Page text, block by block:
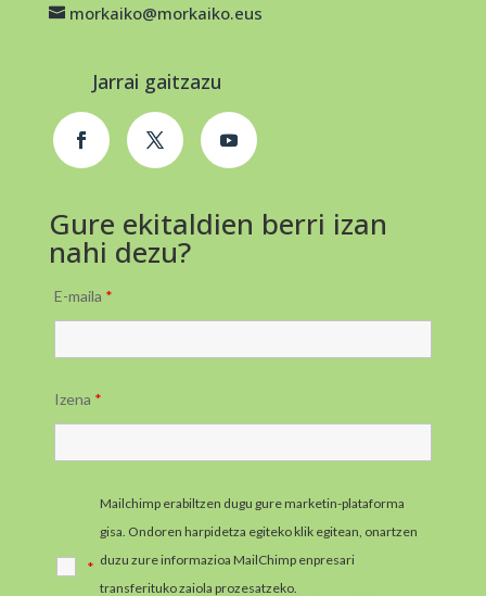
morkaiko@morkaiko.eus
Jarrai gaitzazu
Gure ekitaldien berri izan
nahi dezu?
E-maila *
Izena *
*
Mailchimp erabiltzen dugu gure marketin-plataforma
gisa. Ondoren harpidetza egiteko klik egitean, onartzen
duzu zure informazioa MailChimp enpresari
transferituko zaiola prozesatzeko.